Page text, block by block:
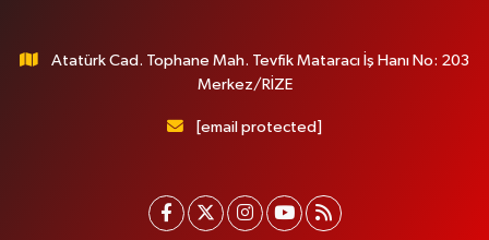
Atatürk Cad. Tophane Mah. Tevfik Mataracı İş Hanı No: 203
Merkez/RİZE
[email protected]